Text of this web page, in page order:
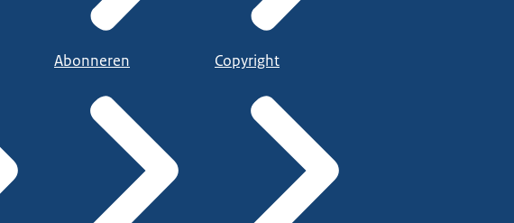
Abonneren Copyright